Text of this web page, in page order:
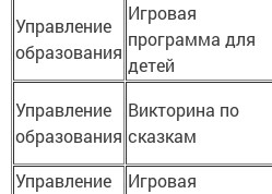
Управление
образования
Игровая
программа для
детей
Управление
образования
Викторина по
сказкам
Управление
Игровая